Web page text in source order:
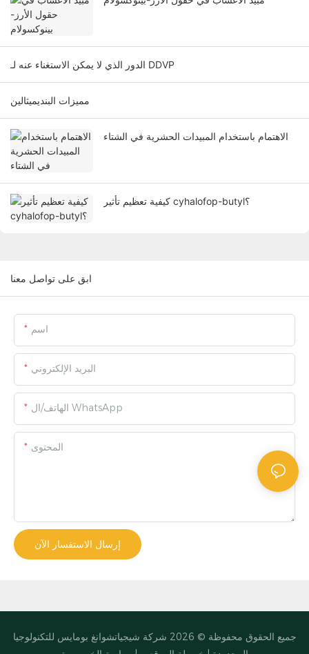
الدور الذي لا يمكن الاستغناء عنه لـ DDVP
مميزات البنديميثالين
الاهتمام باستخدام المبيدات الحشرية في الشتاء
كيفية تعظيم تأثير cyhalofop-butyl؟
ابق على تواصل معنا
اسم
البريد الإلكتروني
الهاتف/ال WhatsApp
المحتوى
إرسال الاستفسار الآن
جميع الحقوق محفوظة © 2026
شركة شيجياتشوانغ بومايس للتكنولوجيا